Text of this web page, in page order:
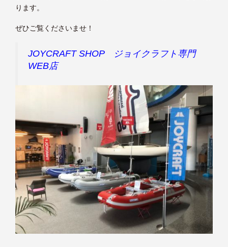
ります。
ぜひご覧くださいませ！
JOYCRAFT SHOP ジョイクラフト専門
WEB店